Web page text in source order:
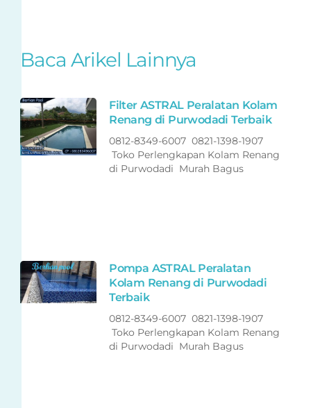
Baca Arikel Lainnya
Filter ASTRAL Peralatan Kolam
Renang di Purwodadi Terbaik
0812-8349-6007 0821-1398-1907
Toko Perlengkapan Kolam Renang
di Purwodadi Murah Bagus
Pompa ASTRAL Peralatan
Kolam Renang di Purwodadi
Terbaik
0812-8349-6007 0821-1398-1907
Toko Perlengkapan Kolam Renang
di Purwodadi Murah Bagus